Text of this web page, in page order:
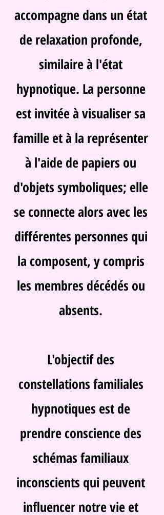
accompagne dans un état
de relaxation profonde,
similaire à l'état
hypnotique. La personne
est invitée à visualiser sa
famille et à la représenter
à l'aide de papiers ou
d'objets symboliques; elle
se connecte alors avec les
différentes personnes qui
la composent, y compris
les membres décédés ou
absents.
L'objectif des
constellations familiales
hypnotiques est de
prendre conscience des
schémas familiaux
inconscients qui peuvent
influencer notre vie et